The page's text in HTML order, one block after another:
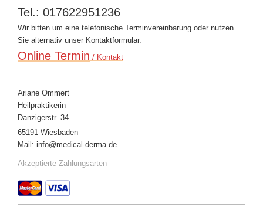
Tel.: 017622951236
Wir bitten um eine telefonische Terminvereinbarung oder nutzen
Sie alternativ unser Kontaktformular.
Online Termin / Kontakt
Ariane Ommert
Heilpraktikerin
Danzigerstr. 34
65191 Wiesbaden
Mail: info@medical-derma.de
Akzeptierte Zahlungsarten